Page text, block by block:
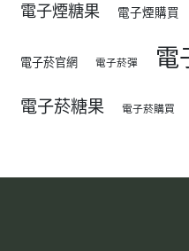
電子煙糖果 電子煙購買
電子菸官網 電子菸彈 電
電子菸糖果 電子菸購買